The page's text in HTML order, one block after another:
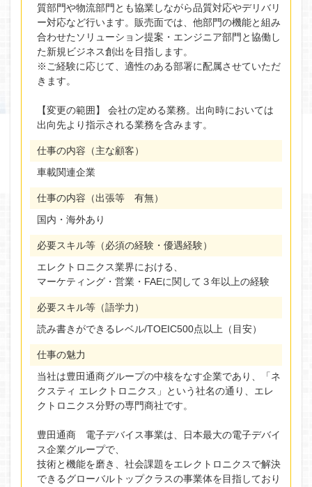
質部門や物流部門とも協業しながら品質対応やデリバリ
ー対応など行います。販売面では、他部門の機能と組み
合わせたソリューション提案・エンジニア部門と協働し
た新規ビジネス創出を目指します。
※ご経験に応じて、適性のある部署に配属させていただ
きます。
【変更の範囲】 会社の定める業務。出向時においては
出向先より指示される業務を含みます。
仕事の内容（主な顧客）
車載関連企業
仕事の内容（出張等 有無）
国内・海外あり
必要スキル等（必須の経験・優遇経験）
エレクトロニクス業界における、
マーケティング・営業・FAEに関して３年以上の経験
必要スキル等（語学力）
読み書きができるレベル/TOEIC500点以上（目安）
仕事の魅力
当社は豊田通商グループの中核をなす企業であり、「ネ
クスティ エレクトロニクス」という社名の通り、エレ
クトロニクス分野の専門商社です。
豊田通商 電子デバイス事業は、日本最大の電子デバイ
ス企業グループで、
技術と機能を磨き、社会課題をエレクトロニクスで解決
できるグローバルトップクラスの事業体を目指しており